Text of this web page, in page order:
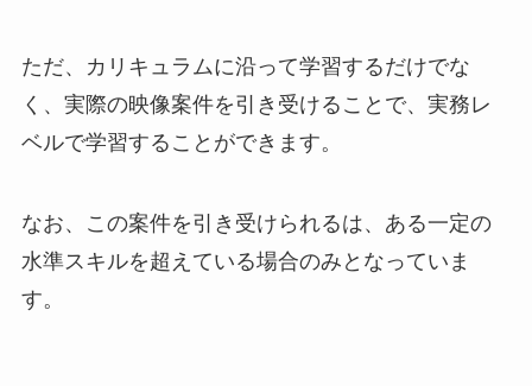
ただ、カリキュラムに沿って学習するだけでな
く、実際の映像案件を引き受けることで、実務レ
ベルで学習することができます。
なお、この案件を引き受けられるは、ある一定の
水準スキルを超えている場合のみとなっていま
す。